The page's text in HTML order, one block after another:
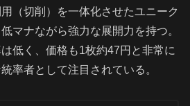
（切削）を一体化させたユニーク
マナながら強力な展開力を持つ。
低く、価格も1枚約47円と非常に
率者として注目されている。